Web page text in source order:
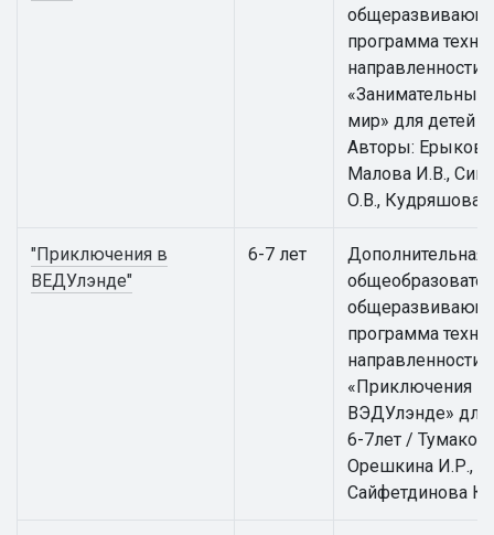
программа
направленности
«Занимательный
мир» для детей 5
Авторы: Ерыкова
Малова И.В.,
О.В., Кудряшова
"Приключения в
ВЕДУлэнде"
6-7 лет
Дополнительная
программа
направленности
«Приключения в
ВЭДУлэнде» для
6-7лет /
Орешкина И.Р.,
Сайфетдинова